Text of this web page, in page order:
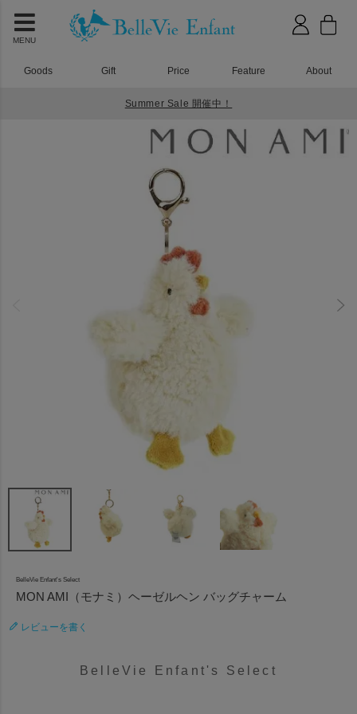
MENU
Goods Gift Price Feature About
Summer Sale 開催中！
MON AMI（モナミ）ヘーゼルヘン バッグチャーム
BelleVie Enfant's Select
MON AMI（モナミ）ヘーゼルヘン バッグチャーム
レビューを書く
BelleVie Enfant's Select